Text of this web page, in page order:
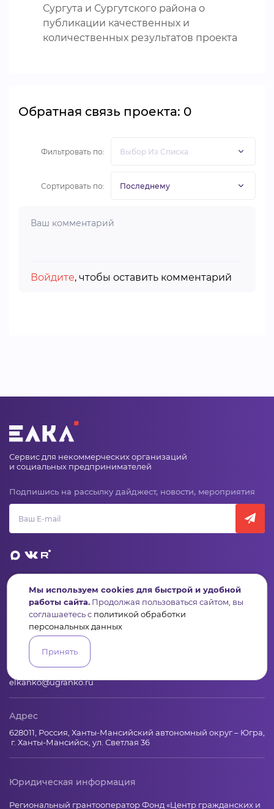
Сургута и Сургутского района о
публикации качественных и
количественных результатов проекта
Обратная связь проекта: 0
Фильтровать по:
Сортировать по:
Войдите, чтобы оставить комментарий
Сервис для некоммерческих организаций
и социальных предпринимателей
Подпишись на рассылку дайджест, новости, мероприятия
ПульсКонкурсыОрганизацииАктивисты Проекты
АналитикаБаза знанийВидеокурсы
Контакты
+7 (346) 735-11-30
elkanko@ugranko.ru
Адрес
628011, Россия, Ханты-Мансийский автономный округ – Югра,
г. Ханты-Мансийск, ул. Светлая 36
Юридическая информация
Региональный грантооператор Фонд «Центр гражданских и
Мы используем cookies для быстрой и удобной
работы сайта. Продолжая пользоваться сайтом, вы
соглашаетесь с политикой обработки
персональных данных
Принять